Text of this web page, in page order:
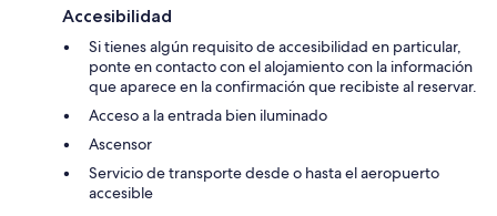
Accesibilidad
Si tienes algún requisito de accesibilidad en particular,
ponte en contacto con el alojamiento con la información
que aparece en la confirmación que recibiste al reservar.
Acceso a la entrada bien iluminado
Ascensor
Servicio de transporte desde o hasta el aeropuerto
accesible